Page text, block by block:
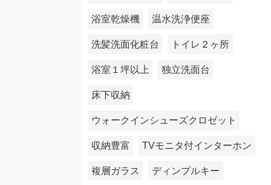
浴室乾燥機 温水洗浄便座
洗髪洗面化粧台 トイレ２ヶ所
浴室１坪以上 独立洗面台
床下収納
ウォークインシューズクロゼット
収納豊富 TVモニタ付インターホン
複層ガラス ディンプルキー